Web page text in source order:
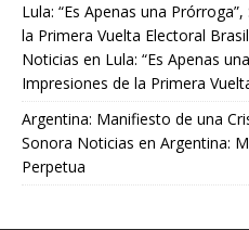
Lula: “Es Apenas una
la Primera Vuelta Electoral
Noticias en Lula: “Es Apenas
Impresiones de la Primera
Argentina: Manifiesto de una
Sonora Noticias en Argentina:
Perpetua